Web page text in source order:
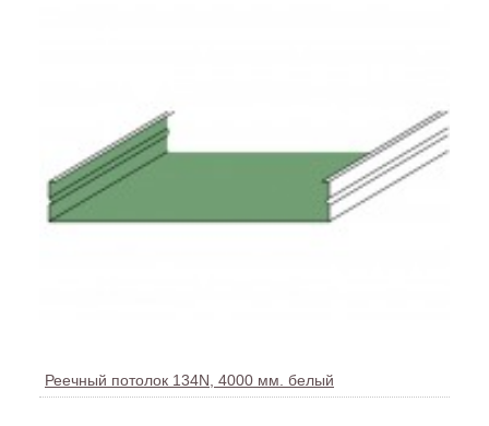
Реечный потолок 134N, 4000 мм. белый